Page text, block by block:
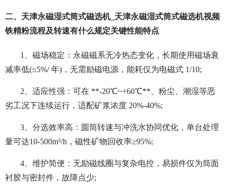
二、天津永磁湿式筒式磁选机_天津永磁湿式筒式磁选机视频
铁精粉流程及转速有什么规定关键性能特点
1、磁场稳定：永磁磁系无冷热态变化，长期使用磁场衰
减率低(≤5%/ 年)，无需励磁电源，能耗仅为电磁式 1/10;
2、适应性强：可在 **-20℃~+60℃**、粉尘、潮湿等恶
劣工况下连续运行，适配矿浆浓度 20%-40%;
3、分选效率高：圆筒转速与冲洗水协同优化，单台处理
量可达10-500m³/h，磁性矿物回收率≥95%;
4、维护简便：无励磁线圈与复杂电控，易损件仅为筒面
衬胶与密封件，故障点少;